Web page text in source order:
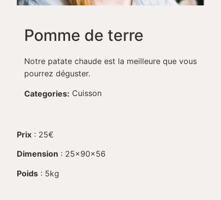
Pomme de terre
Notre patate chaude est la meilleure que vous
pourrez déguster.
Categories: Cuisson
Prix: 25€
Dimension : 25x90x56
Poids: 5kg